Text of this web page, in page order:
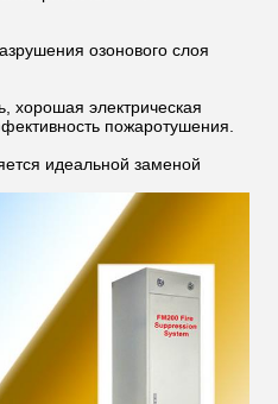
озонового слоя
хорошая электрическая
пожаротушения.
идеальной заменой